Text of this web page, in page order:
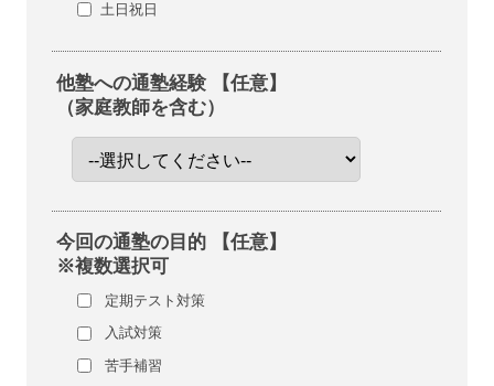
土日祝日
他塾への通塾経験 【任意】
（家庭教師を含む）
今回の通塾の目的 【任意】
※複数選択可
定期テスト対策
入試対策
苦手補習